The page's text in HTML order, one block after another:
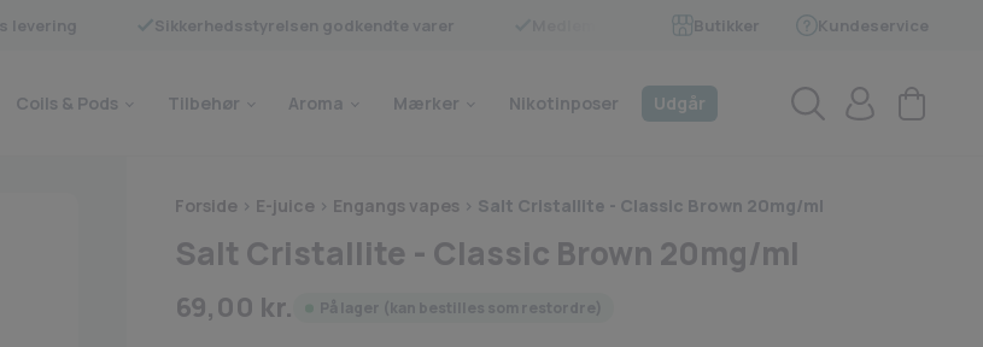
levering Sikkerhedsstyrelsen godkendte varer 4.9 på Trustpilot
Butikker Kundeservice
Coils & Pods Tilbehør Aroma Mærker Nikotinposer Udgår
Forside > E-juice > Engangs vapes > Salt Cristallite - Classic Brown 20mg/ml
Salt Cristallite - Classic Brown 20mg/ml
69,00 kr.